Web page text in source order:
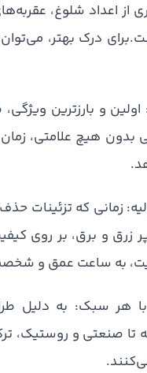
از اعداد شلوغ،
درک بهتر،
و بارزترین
بدون هیچ علامتی،
زمانی که تزئینات
زرق و برق، بر روی
به ساعت عمق و
هر سبک: به دلیل
تا صنعتی و روستیک،